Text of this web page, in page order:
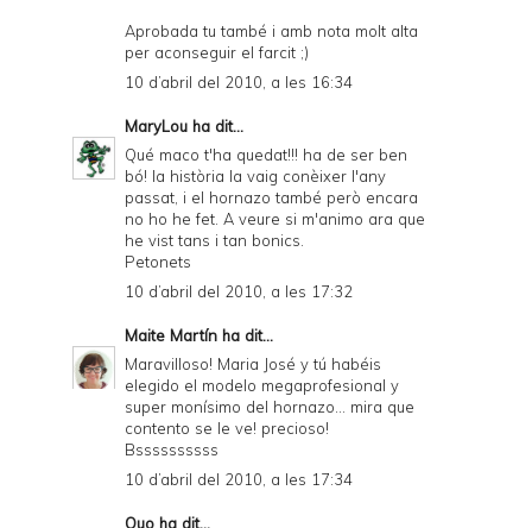
Aprobada tu també i amb nota molt alta
per aconseguir el farcit ;)
10 d’abril del 2010, a les 16:34
MaryLou ha dit...
Qué maco t'ha quedat!!! ha de ser ben
bó! la història la vaig conèixer l'any
passat, i el hornazo també però encara
no ho he fet. A veure si m'animo ara que
he vist tans i tan bonics.
Petonets
10 d’abril del 2010, a les 17:32
Maite Martín ha dit...
Maravilloso! Maria José y tú habéis
elegido el modelo megaprofesional y
super monísimo del hornazo... mira que
contento se le ve! precioso!
Bssssssssss
10 d’abril del 2010, a les 17:34
Quo ha dit...